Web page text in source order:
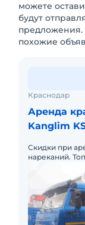
можете
будут
предложения.
похожие
Краснодар
Аренда
Kanglim
Скидки при
нареканий.